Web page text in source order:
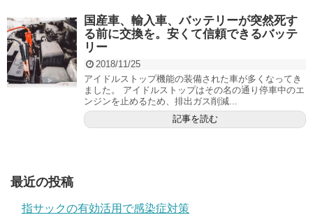
国産車、輸入車、バッテリーが突然死す
る前に交換を。安くて信頼できるバッテ
リー
2018/11/25
アイドルストップ機能の装備された車が多くなってき
ました。 アイドルストップはその名の通り停車中のエ
ンジンを止めるため、排出ガス削減...
記事を読む
最近の投稿
指サックの有効活用で感染症対策